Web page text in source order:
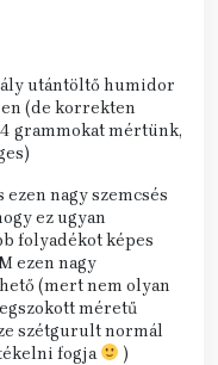
utántöltő humidor
(de korrekten
grammokat mértünk,
ezen nagy szemcsés
ez ugyan
folyadékot képes
ezen nagy
(mert nem olyan
méretű
szétgurult normál
fogja
)